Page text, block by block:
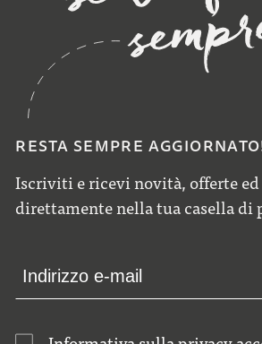
RESTA SEMPRE
Iscriviti e ricevi novità, offerte ed
direttamente nella tua casella di